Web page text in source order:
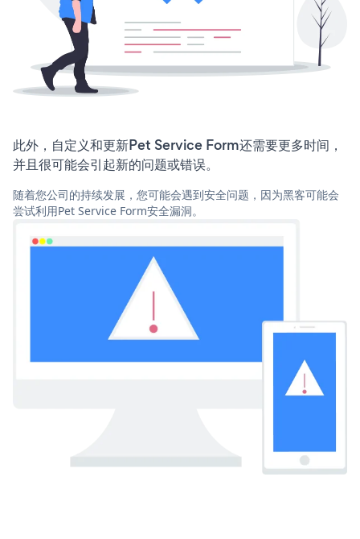
此外，自定义和更新Pet Service Form还需要更多时间，
并且很可能会引起新的问题或错误。
随着您公司的持续发展，您可能会遇到安全问题，因为黑客可能会
尝试利用Pet Service Form安全漏洞。